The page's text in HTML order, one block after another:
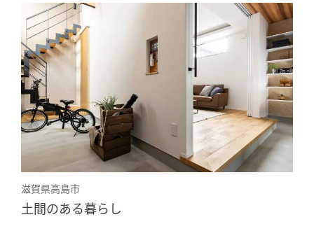
滋賀県高島市
土間のある暮らし